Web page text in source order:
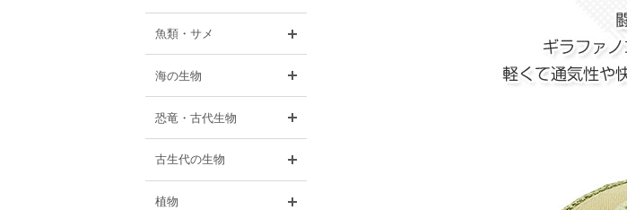
魚類・サメ
海の生物
恐竜・古代生物
古生代の生物
植物